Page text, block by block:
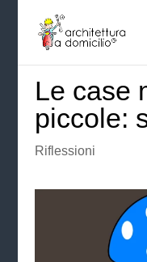
Le case
piccole:
Riflessioni